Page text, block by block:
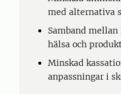
med alternativa
Samband
hälsa och
Minskad
anpassningar i